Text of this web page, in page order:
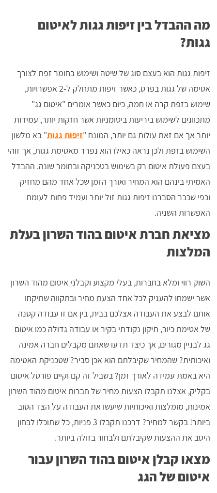
מה ההבדל בין זיפות גגות לאיטום
גגות?
זיפות גגות הוא בעצם סוג של שיטה ושימוש בחומר זפת לצורך
אטימה של גגות בפרט, כאשר זיפות מתחלק ל-2 אפשרויות,
שימוש בזפת קרה או חמה, כיום כאשר אומרים "איטום גג"
מתכוונים לשימוש ביריעות ביטומניות אשר חזקות יותר, עמידות
יותר אך אם זאת עולות גם יותר, המונח "זיפות גגות" בא מלשון
השימוש בזפת ולכן נראה כאילו הוא נפרד מאטימת גגות, אך זוהי
בעצם פעולת איטום רק בשימוש בטכניקה ובחומר שונה. ההבדל
האמיתי בינהם הוא המחיר ואורך הזמן שכל אחד מהם מחזיק
וכפי שכבר הסברנו זיפות גגות זול יותר ועמיד פחות לעומת
האפשרות השניה.
מציאת חברת איטום בהוד השרון בעלת
המלצות
השוק רווי ומלא בחברות, בעלי מקצוע וקבלני איטום מהוד השרון
אשר ישמחו להעניק לכל אחד הצעת מחיר ובתקווה שתיקחו
אותם לבצע את העבודה אצלכם בבית, בין אם זו עבודה קטנה
של אטימת כיור, תיקון נקודתי בקיר או עבודה גדולה כמו איטום
גג לבניין מגורים, אך כיצד תדעו שאתם מקבלים חברה אמינה
ואיכותית? שהמחיר שקיבלתם הוא אכן סביר? שטכניקת האטימה
היא באמת עמידה לאורך זמן? בשביל זה קם וקיים פורטל איטום
בקליק, אצלנו תקבלו הצעות מחיר של חברות איטום מהוד השרון
אמינות, מומלצות ואיכותיות שיעשו את העבודה על הצד הטוב
ביותר! בקשר למחיר? דרכנו תקבלו 3 פניות, כל שתוכלו לבחון
היטב את ההצעות שקיבלתם ולבחור בזולה ביותר.
מצאו קבלן איטום בהוד השרון עבור
איטום של הגג